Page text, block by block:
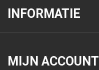
INFORMATIE
MIJN ACCOUNT